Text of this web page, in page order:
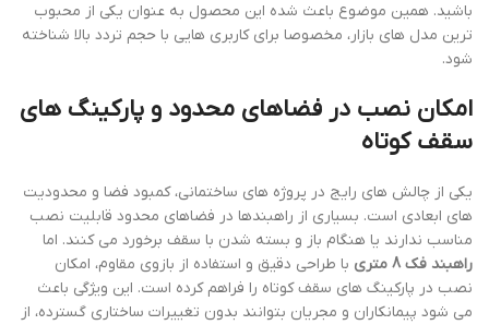
باشید. همین موضوع باعث شده این محصول به عنوان یکی از محبوب
ترین مدل های بازار، مخصوصا برای کاربری هایی با حجم تردد بالا شناخته
شود.
امکان نصب در فضاهای محدود و پارکینگ های
سقف کوتاه
یکی از چالش های رایج در پروژه های ساختمانی، کمبود فضا و محدودیت
های ابعادی است. بسیاری از راهبندها در فضاهای محدود قابلیت نصب
مناسب ندارند یا هنگام باز و بسته شدن با سقف برخورد می کنند. اما
راهبند فک 8 متری
با طراحی دقیق و استفاده از بازوی مقاوم، امکان
نصب در پارکینگ های سقف کوتاه را فراهم کرده است. این ویژگی باعث
می شود پیمانکاران و مجریان بتوانند بدون تغییرات ساختاری گسترده، از